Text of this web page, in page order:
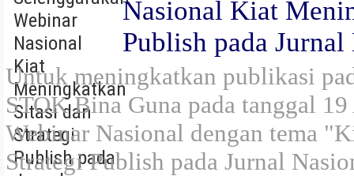
Nasional Kiat
Publish pada
Untuk meningkatkan publikasi
STOK Bina Guna pada tanggal
Webinar Nasional dengan tema
Strategi Publish pada Jurnal